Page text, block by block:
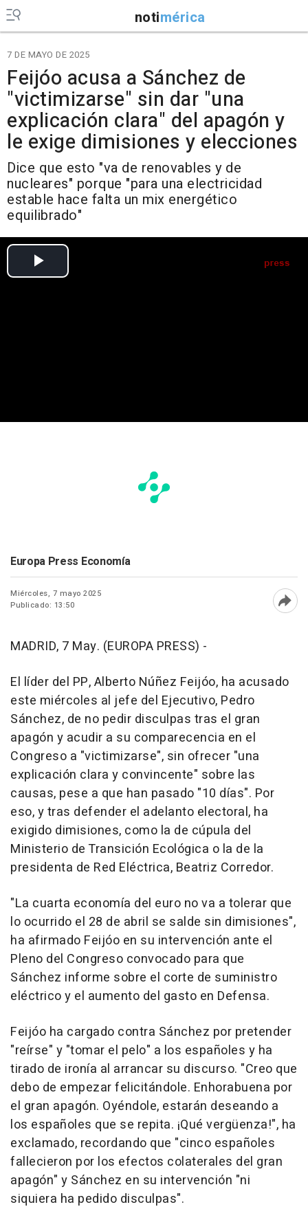
notimérica
7 DE MAYO DE 2025
Feijóo acusa a Sánchez de
"victimizarse" sin dar "una
explicación clara" del apagón y
le exige dimisiones y elecciones
Dice que esto "va de renovables y de
nucleares" porque "para una electricidad
estable hace falta un mix energético
equilibrado"
Europa Press Economía
Miércoles, 7 mayo 2025
Publicado: 13:50
MADRID, 7 May. (EUROPA PRESS) -
El líder del PP, Alberto Núñez Feijóo, ha acusado
este miércoles al jefe del Ejecutivo, Pedro
Sánchez, de no pedir disculpas tras el gran
apagón y acudir a su comparecencia en el
Congreso a "victimizarse", sin ofrecer "una
explicación clara y convincente" sobre las
causas, pese a que han pasado "10 días". Por
eso, y tras defender el adelanto electoral, ha
exigido dimisiones, como la de cúpula del
Ministerio de Transición Ecológica o la de la
presidenta de Red Eléctrica, Beatriz Corredor.
"La cuarta economía del euro no va a tolerar que
lo ocurrido el 28 de abril se salde sin dimisiones",
ha afirmado Feijóo en su intervención ante el
Pleno del Congreso convocado para que
Sánchez informe sobre el corte de suministro
eléctrico y el aumento del gasto en Defensa.
Feijóo ha cargado contra Sánchez por pretender
"reírse" y "tomar el pelo" a los españoles y ha
tirado de ironía al arrancar su discurso. "Creo que
debo de empezar felicitándole. Enhorabuena por
el gran apagón. Oyéndole, estarán deseando a
los españoles que se repita. ¡Qué vergüenza!", ha
exclamado, recordando que "cinco españoles
fallecieron por los efectos colaterales del gran
apagón" y Sánchez en su intervención "ni
siquiera ha pedido disculpas".